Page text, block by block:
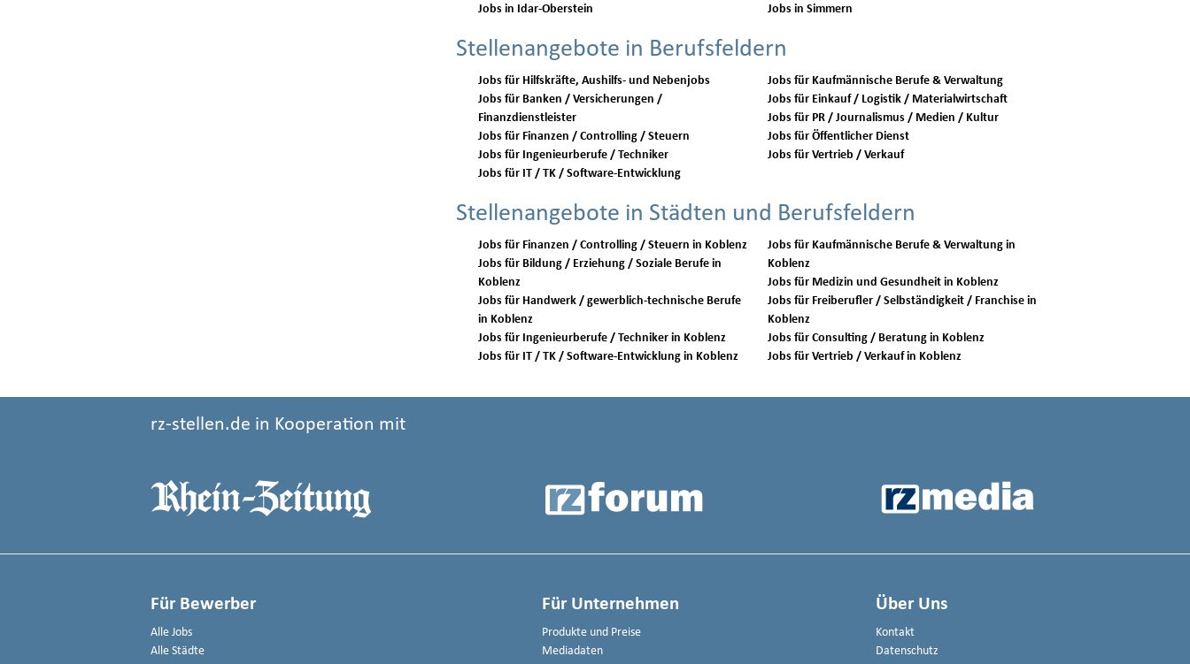
Jobs in Idar-Oberstein
Jobs in Simmern
Stellenangebote in Berufsfeldern
Jobs für Hilfskräfte, Aushilfs- und Nebenjobs
Jobs für Banken / Versicherungen /
Finanzdienstleister
Jobs für Finanzen / Controlling / Steuern
Jobs für Ingenieurberufe / Techniker
Jobs für IT / TK / Software-Entwicklung
Jobs für Kaufmännische Berufe & Verwaltung
Jobs für Einkauf / Logistik / Materialwirtschaft
Jobs für PR / Journalismus / Medien / Kultur
Jobs für Öffentlicher Dienst
Jobs für Vertrieb / Verkauf
Stellenangebote in Städten und Berufsfeldern
Jobs für Finanzen / Controlling / Steuern in Koblenz
Jobs für Bildung / Erziehung / Soziale Berufe in
Koblenz
Jobs für Handwerk / gewerblich-technische Berufe
in Koblenz
Jobs für Ingenieurberufe / Techniker in Koblenz
Jobs für IT / TK / Software-Entwicklung in Koblenz
Jobs für Kaufmännische Berufe & Verwaltung in
Koblenz
Jobs für Medizin und Gesundheit in Koblenz
Jobs für Freiberufler / Selbständigkeit / Franchise in
Koblenz
Jobs für Consulting / Beratung in Koblenz
Jobs für Vertrieb / Verkauf in Koblenz
rz-stellen.de in Kooperation mit
Für Bewerber
Alle Jobs
Alle Städte
Für Unternehmen
Produkte und Preise
Mediadaten
Über Uns
Kontakt
Datenschutz